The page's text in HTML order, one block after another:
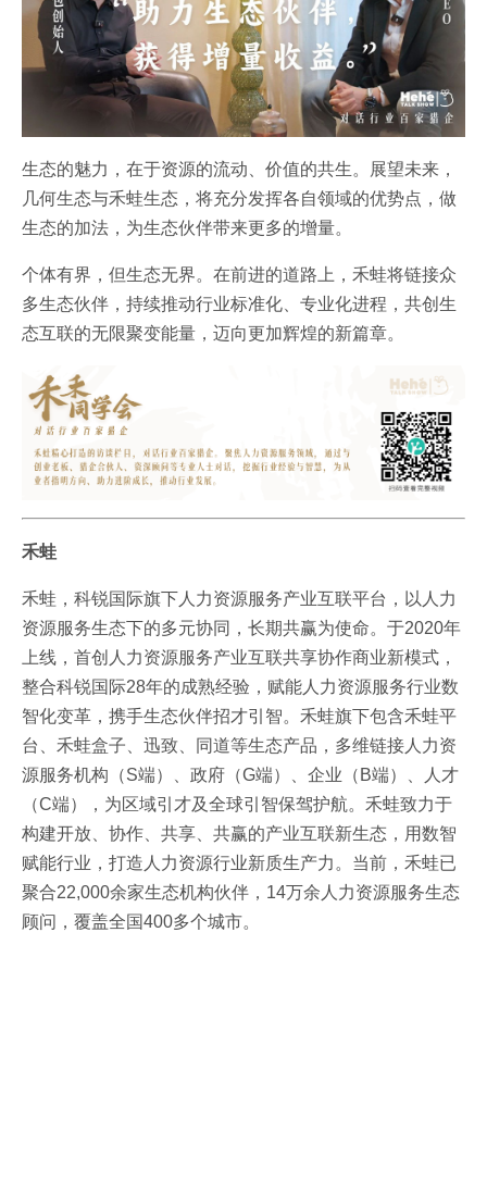
生态的魅力，在于资源的流动、价值的共生。展望未来，
几何生态与禾蛙生态，将充分发挥各自领域的优势点，做
生态的加法，为生态伙伴带来更多的增量。
个体有界，但生态无界。在前进的道路上，禾蛙将链接众
多生态伙伴，持续推动行业标准化、专业化进程，共创生
态互联的无限聚变能量，迈向更加辉煌的新篇章。
禾蛙
禾蛙，科锐国际旗下人力资源服务产业互联平台，以人力
资源服务生态下的多元协同，长期共赢为使命。于2020年
上线，首创人力资源服务产业互联共享协作商业新模式，
整合科锐国际28年的成熟经验，赋能人力资源服务行业数
智化变革，携手生态伙伴招才引智。禾蛙旗下包含禾蛙平
台、禾蛙盒子、迅致、同道等生态产品，多维链接人力资
源服务机构（S端）、政府（G端）、企业（B端）、人才
（C端），为区域引才及全球引智保驾护航。禾蛙致力于
构建开放、协作、共享、共赢的产业互联新生态，用数智
赋能行业，打造人力资源行业新质生产力。当前，禾蛙已
聚合22,000余家生态机构伙伴，14万余人力资源服务生态
顾问，覆盖全国400多个城市。